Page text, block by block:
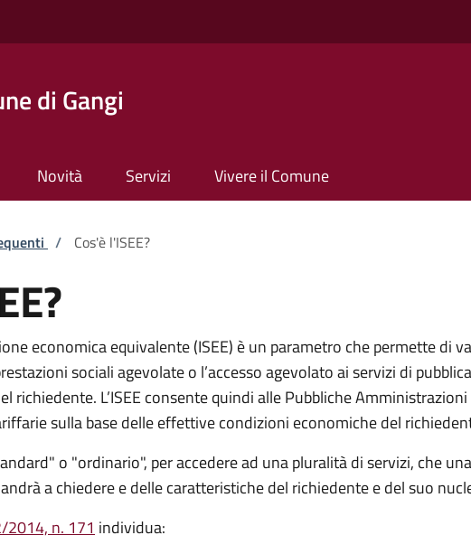
di Gangi
Novità Servizi Vivere il Comune
pane
/ Cos'è l'ISEE?
economica equivalente (ISEE) è un parametro che permette di
sociali agevolate o l’accesso agevolato ai servizi di
richiedente. L’ISEE consente quindi alle Pubbliche
sulla base delle effettive condizioni economiche del
o "ordinario", per accedere ad una pluralità di servizi, che
a chiedere e delle caratteristiche del richiedente e del suo
2014, n. 171 individua: